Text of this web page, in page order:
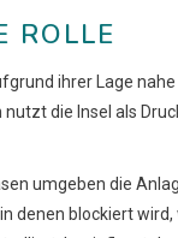
ROLLE
ihrer Lage
die Insel als
umgeben die
blockiert